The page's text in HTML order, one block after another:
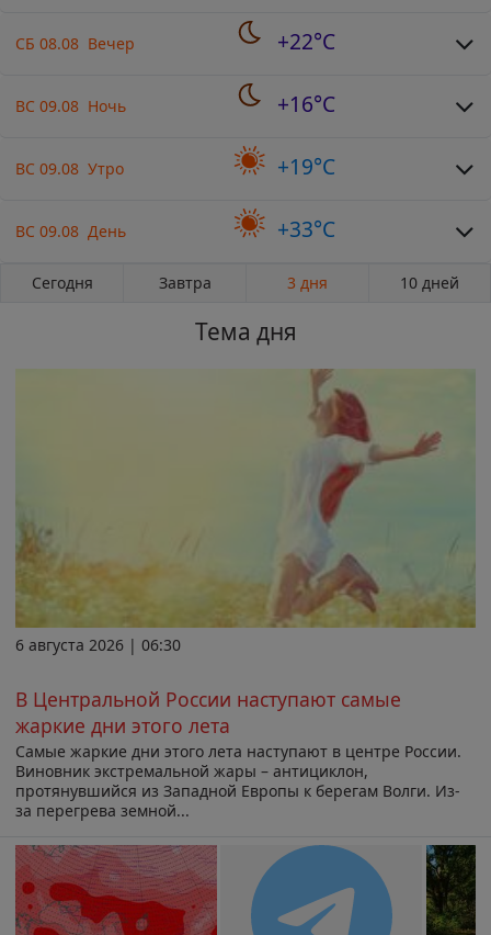
СБ 08.08 Вечер +22°C
ВС 09.08 Ночь +16°C
ВС 09.08 Утро +19°C
ВС 09.08 День +33°C
Сегодня Завтра 3 дня 10 дней
Тема дня
6 августа 2026 | 06:30
В Центральной России наступают самые
жаркие дни этого лета
Самые жаркие дни этого лета наступают в центре России.
Виновник экстремальной жары – антициклон,
протянувшийся из Западной Европы к берегам Волги. Из-
за перегрева земной...